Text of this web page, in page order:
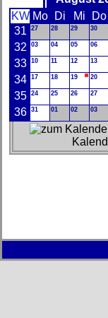
KW Mo Di Mi Do
31
27 28 29 30
32 03 04 05 06
33 10 11 12 13
34 17 18 19 20
35 24 25 26 27
36 31 01 02 03